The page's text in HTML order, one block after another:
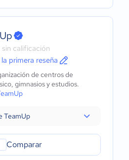
sin calificación
primera reseña
de centros de
gimnasios y estudios.
TeamUp
Comparar